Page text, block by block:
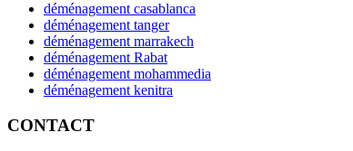
déménagement casablanca
déménagement tanger
déménagement marrakech
déménagement Rabat
déménagement mohammedia
déménagement kenitra
CONTACT